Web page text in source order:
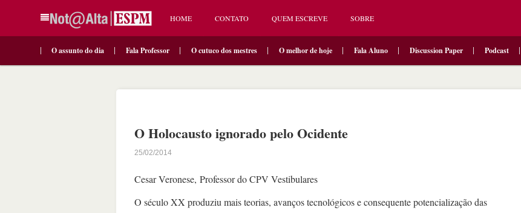
HOME CONTATO QUEM ESCREVE SOBRE
O assunto do dia Fala Professor O cutuco dos mestres O melhor de hoje Fala Aluno Discussion Paper Podcast
O Holocausto ignorado pelo Ocidente
25/02/2014
Cesar Veronese, Professor do CPV Vestibulares
O século XX produziu mais teorias, avanços tecnológicos e consequente potencialização das